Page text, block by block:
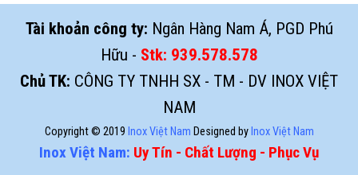
Tài khoản công ty: Ngân Hàng Nam Á, PGD Phú
Hữu - Stk: 939.578.578
Chủ TK: CÔNG TY TNHH SX - TM - DV INOX VIỆT
NAM
Copyright © 2019 Inox Việt Nam Designed by Inox Việt Nam
Inox Việt Nam: Uy Tín - Chất Lượng - Phục Vụ